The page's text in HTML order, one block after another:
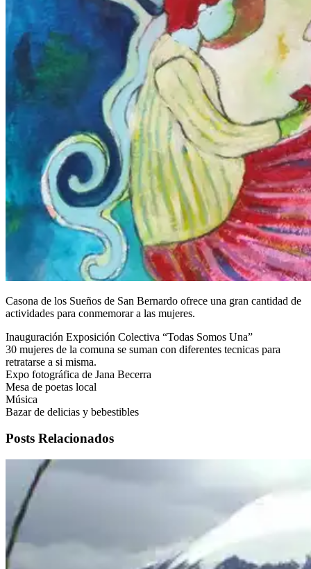
Casona de los Sueños de San Bernardo ofrece una gran cantidad de
actividades para conmemorar a las mujeres.
Inauguración Exposición Colectiva “Todas Somos Una”
30 mujeres de la comuna se suman con diferentes tecnicas para
retratarse a si misma.
Expo fotográfica de Jana Becerra
Mesa de poetas local
Música
Bazar de delicias y bebestibles
Posts Relacionados